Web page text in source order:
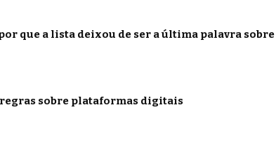
que a lista deixou de ser a última palavra
sobre plataformas digitais